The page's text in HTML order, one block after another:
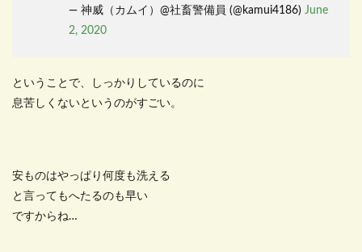
— 神威（カムイ）@社畜警備員 (@kamui4186) June
2, 2020
ということで、しっかりしているのに
息苦しくないというのがすごい。
安ものはやっぱり何度も洗える
と言ってもへたるのも早い
ですからね…